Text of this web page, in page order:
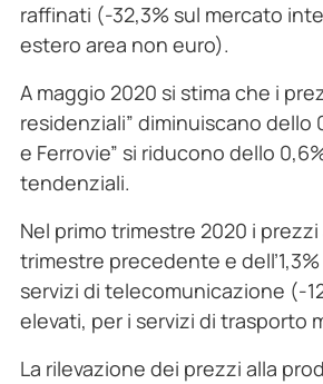
raffinati (-32,3% sul mercato
estero area non euro).
A maggio 2020 si stima che i
residenziali” diminuiscano dello
e Ferrovie” si riducono dello
tendenziali.
Nel primo trimestre 2020 i
trimestre precedente e
servizi di telecomunicazione (-
elevati, per i servizi di trasporto
La rilevazione dei prezzi alla